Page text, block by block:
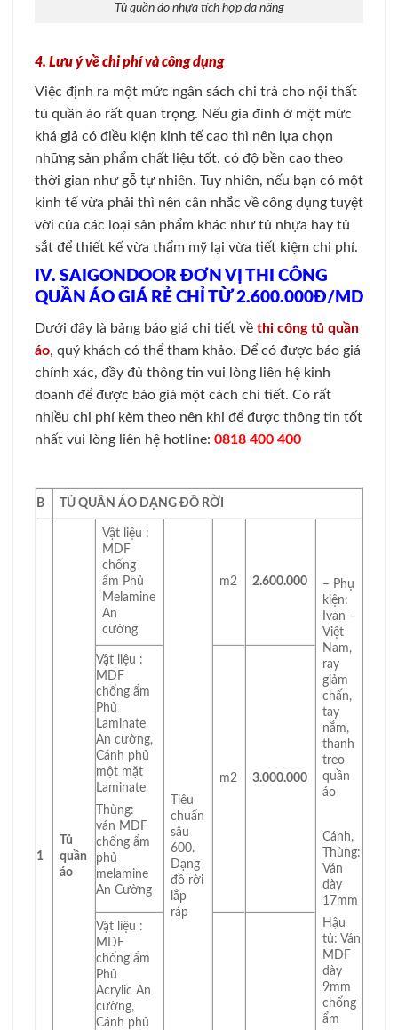
Tủ quần áo nhựa tích hợp đa năng
4. Lưu ý về chi phí và công dụng
Việc định ra một mức ngân sách chi trả cho nội thất
tủ quần áo rất quan trọng. Nếu gia đình ở một mức
khá giả có điều kiện kinh tế cao thì nên lựa chọn
những sản phẩm chất liệu tốt. có độ bền cao theo
thời gian như gỗ tự nhiên. Tuy nhiên, nếu bạn có một
kinh tế vừa phải thì nên cân nhắc về công dụng tuyệt
vời của các loại sản phẩm khác như tủ nhựa hay tủ
sắt để thiết kế vừa thẩm mỹ lại vừa tiết kiệm chi phí.
IV. SAIGONDOOR ĐƠN VỊ THI CÔNG
QUẦN ÁO GIÁ RẺ CHỈ TỪ 2.600.000Đ/MD
Dưới đây là bảng báo giá chi tiết về thi công tủ quần
áo, quý khách có thể tham khảo. Để có được báo giá
chính xác, đầy đủ thông tin vui lòng liên hệ kinh
doanh để được báo giá một cách chi tiết. Có rất
nhiều chi phí kèm theo nên khi để được thông tin tốt
nhất vui lòng liên hệ hotline: 0818 400 400
B TỦ QUẦN ÁO DẠNG ĐỒ RỜI
1
Tủ
quần
áo
Vật liệu :
MDF
chống
ẩm Phủ
Melamine
An
cường
Tiêu
chuẩn
sâu
600.
Dạng
đồ rời
lắp
ráp
m2 2.600.000
– Phụ
kiện:
Ivan –
Việt
Nam,
ray
giảm
chấn,
tay
nắm,
thanh
treo
quần
áo
Cánh,
Thùng:
Ván
dày
17mm
Hậu
tủ: Ván
MDF
dày
9mm
chống
ẩm
Vật liệu :
MDF
chống ẩm
Phủ
Laminate
An cường,
Cánh phủ
một mặt
Laminate
Thùng:
ván MDF
chống ẩm
phủ
melamine
An Cường
m2 3.000.000
Vật liệu :
MDF
chống ẩm
Phủ
Acrylic An
cường,
Cánh phủ